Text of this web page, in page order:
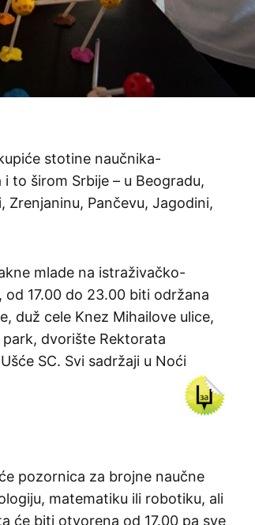
stotine naučnika-
to širom Srbije – u Beogradu,
Zrenjaninu, Pančevu, Jagodini,
mlade na istraživačko-
17.00 do 23.00 biti održana
duž cele Knez Mihailove ulice,
dvorište Rektorata
SC. Svi sadržaji u Noći
pozornica za brojne naučne
matematiku ili robotiku, ali
će biti otvorena od 17.00 pa sve